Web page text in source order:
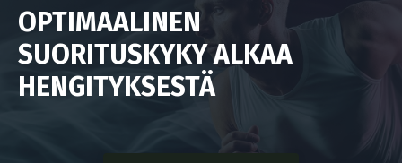
OPTIMAALINEN
SUORITUSKYKY ALKAA
HENGITYKSESTÄ